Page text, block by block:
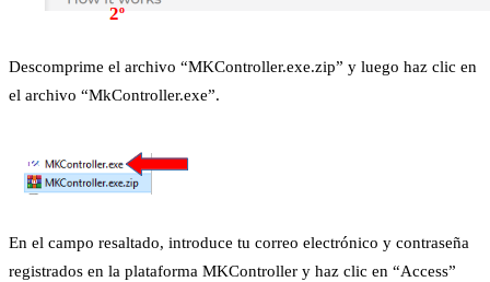
Descomprime el archivo “MKController.exe.zip” y luego haz clic en
el archivo “MkController.exe”.
En el campo resaltado, introduce tu correo electrónico y contraseña
registrados en la plataforma MKController y haz clic en “Access”